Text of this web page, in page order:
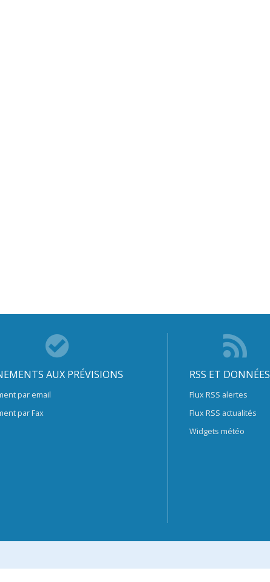
AUX PRÉVISIONS
par email
par Fax
RSS ET DONNÉES
Flux RSS alertes
Flux RSS actualités
Widgets météo